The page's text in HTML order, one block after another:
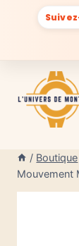
contenu
/ Boutique
Mouvement